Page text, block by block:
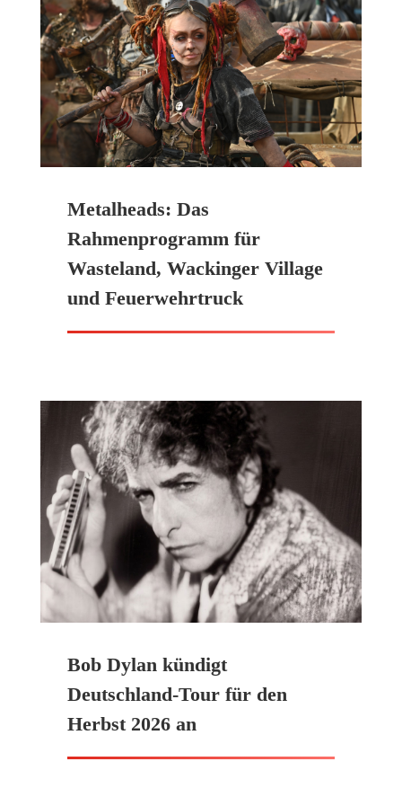
Metalheads: Das
Rahmenprogramm für
Wasteland, Wackinger Village
und Feuerwehrtruck
Bob Dylan kündigt
Deutschland-Tour für den
Herbst 2026 an